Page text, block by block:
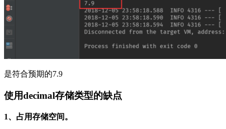
是符合预期的7.9
使用decimal存储类型的缺点
1、占用存储空间。